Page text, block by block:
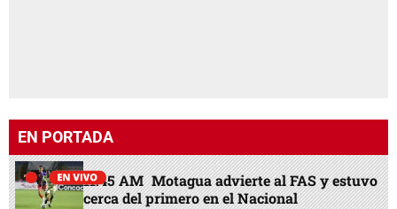
EN PORTADA
11:45 AM Motagua advierte al FAS y estuvo
cerca del primero en el Nacional